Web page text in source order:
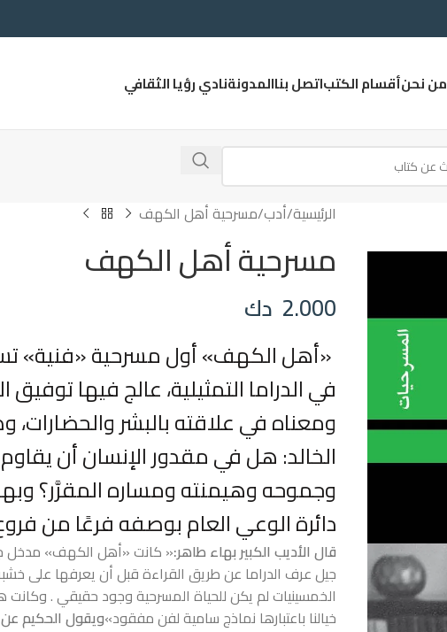
من نحنأقسام الكتباتصل بناالمدونةنادي رؤيا الثقافي
الرئيسية أدب مسرحية أهل الكهف
مسرحية أهل الكهف
2.000 دك
«أهل الكهف» أول مسرحية «فنية»
في الدراما التمثيلية، عالج فيها
ومعناه في علاقته بالبشر
الخالد: هل في مقدور الإنسان أن
وجموحه وهيمنته ومساره المقرَّر؟
دائرة الوعي العام بوصفه فرعًا من
قال الأديب الكبير بهاء طاهر:« كانت «أهل الكهف» مدخل
جيل عرف الدراما عن طريق القراءة قبل أن يعرفها على
الخمسينيات لم يكن للحياة المسرحية وجود حقيقي . وكانت
خيالنا باعتبارها نماذج سامية لفن مفقود»ويقول الحكيم